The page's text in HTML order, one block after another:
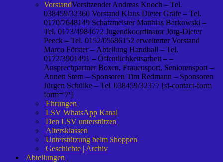
VorstandVorsitzender Andreas Knoch – Tel.
038459/32360 Vorstand Klaus Dieter Gräfe – Tel.
0170/7648149 Schatzmeister Matthias Barkowski –
Tel. 0173/4984672 Jugendkoordinator Jörg-Dieter
Peeck – Tel. 0152/05686152 erweiterter Vorstand
Marco Förster – Abteilung Handball – Tel.
0172/3901491 – Öffentlichkeitsarbeit – –
Ansprechpartner Boxen, Frauensport, Seniorensport –
Annett Stern – Sponsoren Tim Redmann – Sponsoren
Jürgen Schülke – Tel. 038459/32377 [si-contact-form
form='7']
Ehrungen
LSV WhatsApp Kanal
Den LSV unterstützen
Altersklassen
Unterstützung beim Shoppen
Geschichte | Archiv
Abteilungen